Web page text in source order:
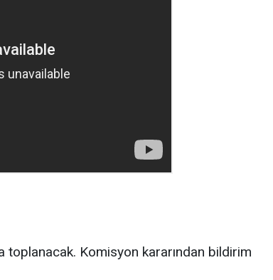
Komisyon kararından bildirim